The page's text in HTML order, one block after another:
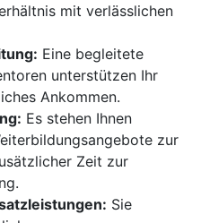
mit verlässlichen
Eine begleitete
unterstützen Ihr
Ankommen.
Es stehen Ihnen
zur
Zeit zur
Sie